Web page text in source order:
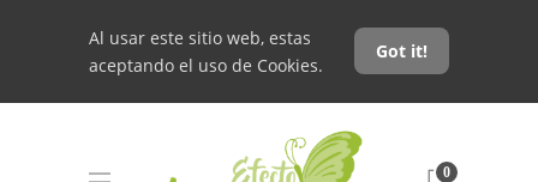
Al usar este sitio web, estas
aceptando el uso de Cookies.
Got it!
0